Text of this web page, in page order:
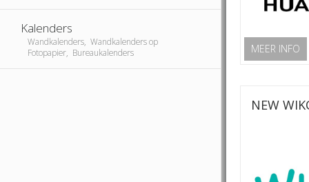
Kalenders
Wandkalenders, Wandkalenders op
Fotopapier, Bureaukalenders
MEER INFO
NEW